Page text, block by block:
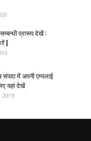
प्रारूप देखें :
|
संपदा में अपनी एम्पलाई
यहां देखें
2019